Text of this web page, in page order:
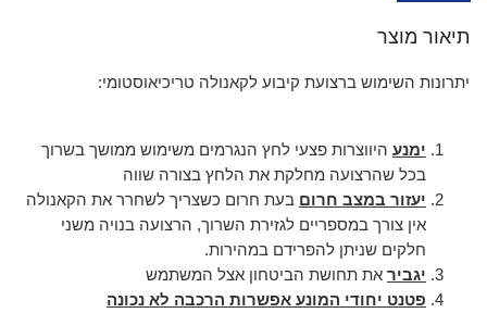
תיאור מוצר
יתרונות השימוש ברצועת קיבוע לקאנולה טריכיאוסטומי:
ימנע היווצרות פצעי לחץ הנגרמים משימוש ממושך בשרוך
בכל שהרצועה מחלקת את הלחץ בצורה שווה
יעזור במצב חרום בעת חרום כשצריך לשחרר את הקאנולה
אין צורך במספריים לגזירת השרוך, הרצועה בנויה משני
חלקים שניתן להפרידם במהירות.
יגביר את תחושת הביטחון אצל המשתמש
פטנט יחודי המונע אפשרות הרכבה לא נכונה